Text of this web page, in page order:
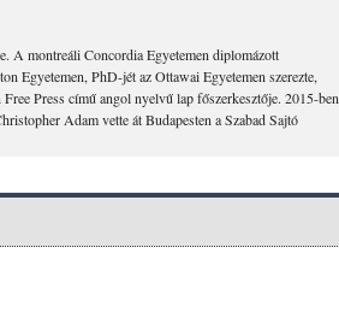
A montreáli Concordia Egyetemen diplomázott
Egyetemen, PhD-jét az Ottawai Egyetemen szerezte,
Press című angol nyelvű lap főszerkesztője. 2015-ben
Adam vette át Budapesten a Szabad Sajtó